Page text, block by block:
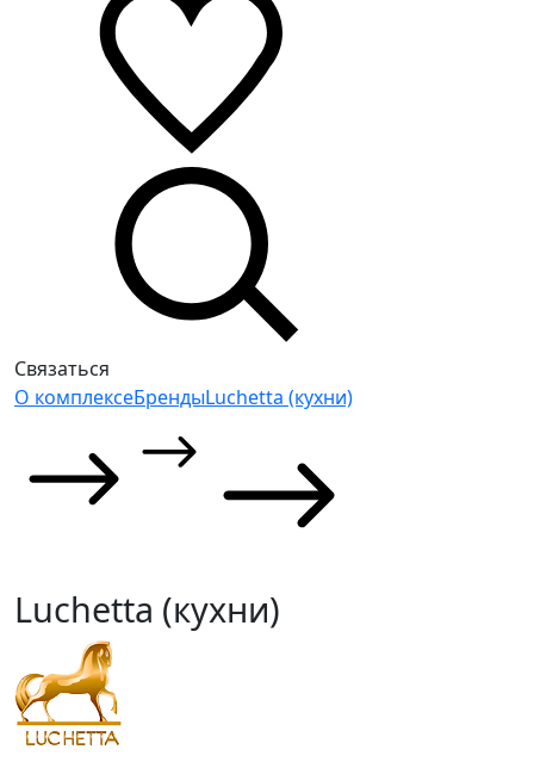
Связаться
О комплексеБрендыLuchetta (кухни)
Luchetta (кухни)